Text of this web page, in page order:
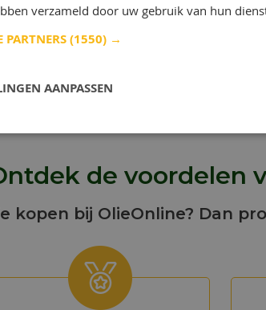
Meer info
de voordelen
kopen bij OlieOnline? Dan
verzameld door uw gebruik van hun
PARTNERS(1550) →
AANPASSEN